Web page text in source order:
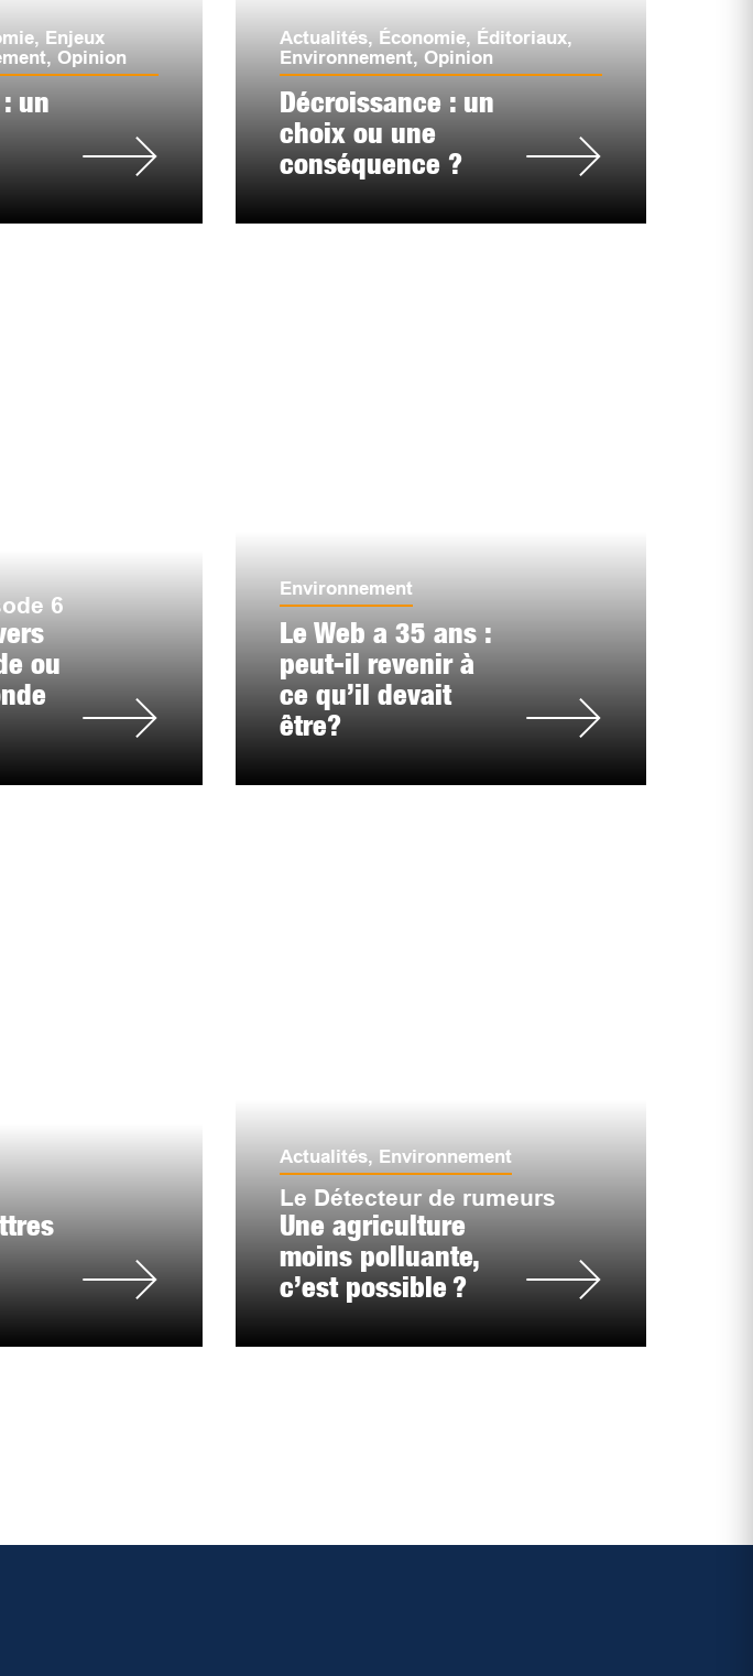
, Enjeux
,Opinion
un
Actualités, Économie, Éditoriaux,
Environnement, Opinion
Décroissance : un
choix ou une
conséquence ?
6
ou
Environnement
Le Web a 35 ans :
peut-il revenir à
ce qu’il devait
être?
Actualités, Environnement
Le Détecteur de rumeurs
Une agriculture
moins polluante,
c’est possible ?